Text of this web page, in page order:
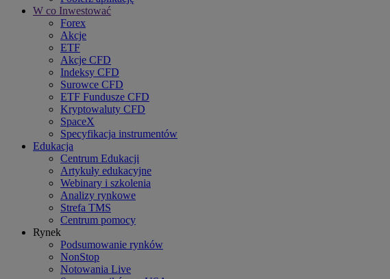
W co Inwestować
Forex
Akcje
ETF
Akcje CFD
Indeksy CFD
Surowce CFD
ETF Fundusze CFD
Kryptowaluty CFD
SpaceX
Specyfikacja instrumentów
Edukacja
Centrum Edukacji
Artykuły edukacyjne
Webinary i szkolenia
Analizy rynkowe
Strefa TMS
Centrum pomocy
Rynek
Podsumowanie rynków
NonStop
Notowania Live